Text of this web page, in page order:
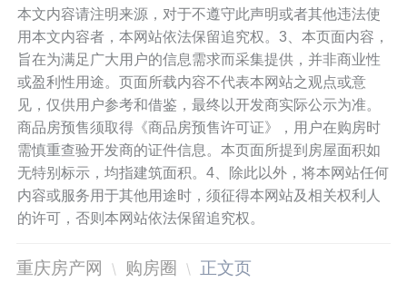
本文内容请注明来源，对于不遵守此声明或者其他违法使
用本文内容者，本网站依法保留追究权。3、本页面内容，
旨在为满足广大用户的信息需求而采集提供，并非商业性
或盈利性用途。页面所载内容不代表本网站之观点或意
见，仅供用户参考和借鉴，最终以开发商实际公示为准。
商品房预售须取得《商品房预售许可证》，用户在购房时
需慎重查验开发商的证件信息。本页面所提到房屋面积如
无特别标示，均指建筑面积。4、除此以外，将本网站任何
内容或服务用于其他用途时，须征得本网站及相关权利人
的许可，否则本网站依法保留追究权。
重庆房产网 购房圈 正文页